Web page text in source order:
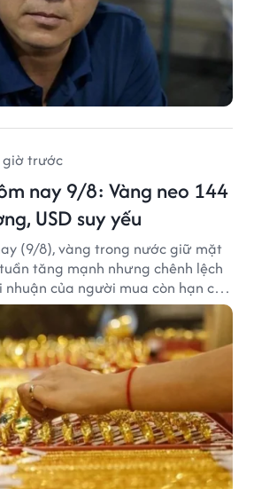
giờ trước
nay 9/8: Vàng neo 144
USD suy yếu
(9/8), vàng trong nước giữ mặt
tăng mạnh nhưng chênh lệch
của người mua còn hạn chế,
ép sau dữ liệu việc làm Mỹ gây